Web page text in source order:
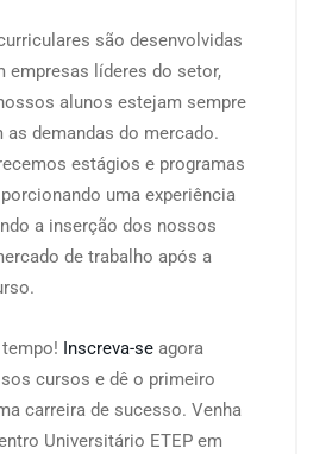
são desenvolvidas
empresas líderes do setor,
alunos estejam sempre
as demandas do mercado.
estágios e programas
uma experiência
a inserção dos nossos
de trabalho após a
Inscreva-se agora
cursos e dê o primeiro
carreira de sucesso. Venha
Universitário ETEP em